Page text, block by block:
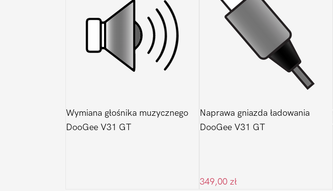
Wymiana głośnika muzycznego
DooGee V31 GT
Naprawa gniazda ładowania
DooGee V31 GT
349,00 zł